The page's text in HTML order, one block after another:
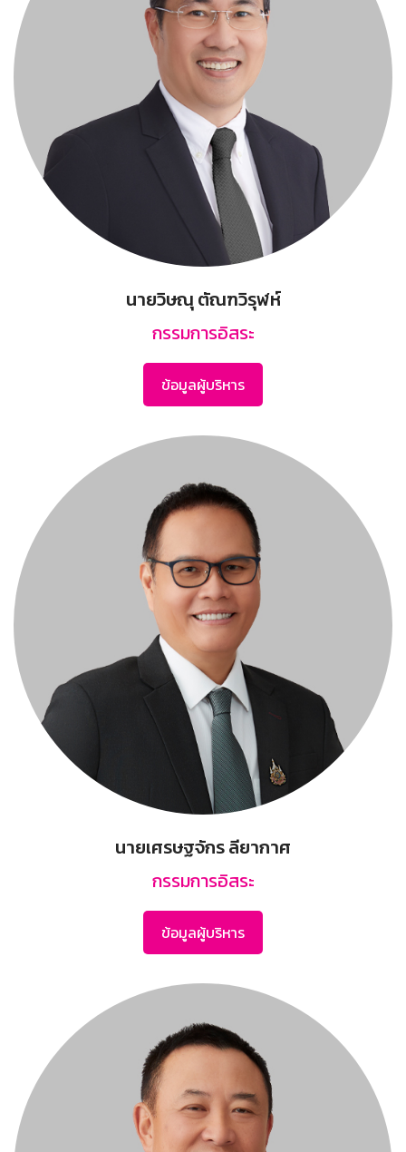
นายวิษณุ ตัณฑวิรุฬห์
กรรมการอิสระ
ข้อมูลผู้บริหาร
นายเศรษฐจักร ลียากาศ
กรรมการอิสระ
ข้อมูลผู้บริหาร